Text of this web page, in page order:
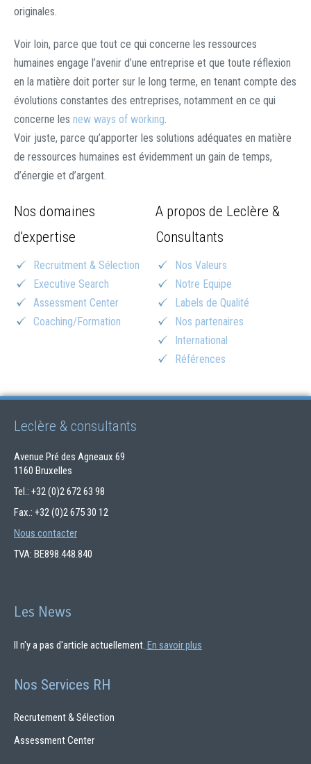
originales.
Voir loin, parce que tout ce qui concerne les ressources
humaines engage l’avenir d’une entreprise et que toute réflexion
en la matière doit porter sur le long terme, en tenant compte des
évolutions constantes des entreprises, notamment en ce qui
concerne les new ways of working.
Voir juste, parce qu’apporter les solutions adéquates en matière
de ressources humaines est évidemment un gain de temps,
d’énergie et d’argent.
Nos domaines
d'expertise
Recruitment & Sélection
Executive Search
Assessment Center
Coaching/Formation
A propos de Leclère &
Consultants
Nos Valeurs
Notre Equipe
Labels de Qualité
Nos partenaires
International
Références
Leclère & consultants
Avenue Pré des Agneaux 69
1160 Bruxelles
Tel.: +32 (0)2 672 63 98
Fax.: +32 (0)2 675 30 12
Nous contacter
TVA: BE898.448.840
Les News
Il n'y a pas d'article actuellement. En savoir plus
Nos Services RH
Recrutement & Sélection
Assessment Center